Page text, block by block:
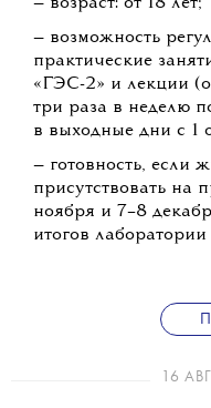
— возраст: от 18 лет;
— возможность
практические
«ГЭС-2» и лекции
три раза в неделю
в выходные дни с 1
— готовность, если
присутствовать на
ноября и 7–8
итогов
16